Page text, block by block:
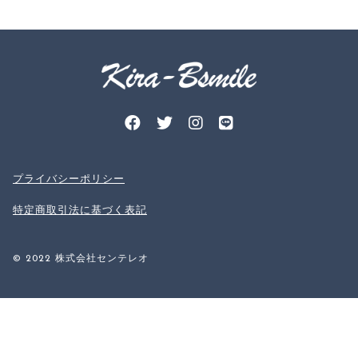
プライバシーポリシー
特定商取引法に基づく表記
© 2022 株式会社センテレオ